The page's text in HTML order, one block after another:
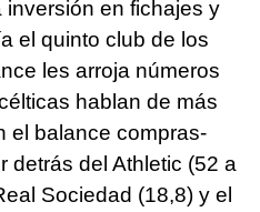
inversión en fichajes y
el quinto club de los
les arroja números
hablan de más
el balance compras-
detrás del Athletic (52 a
Sociedad (18,8) y el